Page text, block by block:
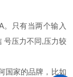
只有当两个输入
号压力不同,压力较
家的品牌，比如